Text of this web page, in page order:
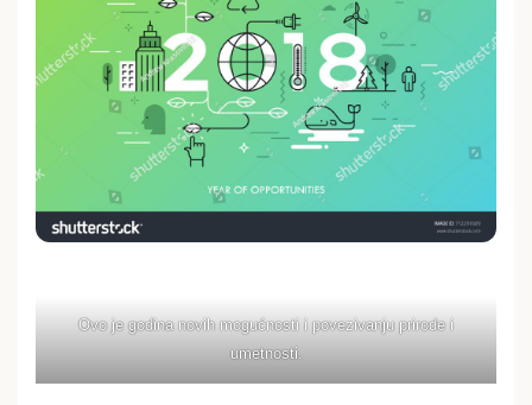
Ovo je godina novih mogućnosti i povezivanju prirode i
umetnosti.